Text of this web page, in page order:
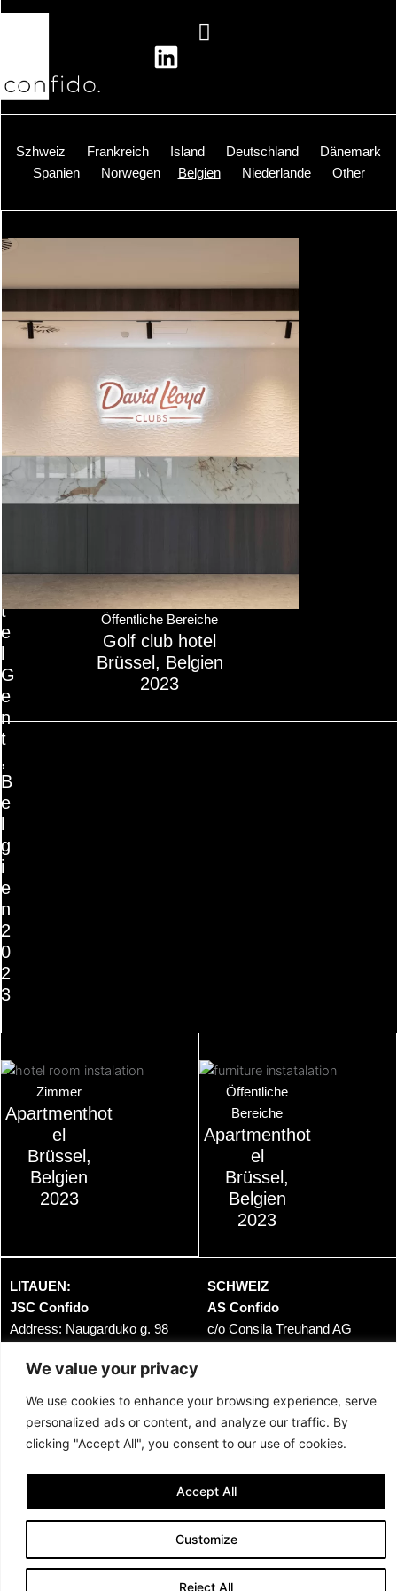
We value your privacy
We use cookies to enhance your browsing experience, serve
personalized ads or content, and analyze our traffic. By
clicking "Accept All", you consent to our use of cookies.
Customize
Reject All
Accept All
Zum
Szhweiz Frankreich Island Deutschland
Dänemark
Spanien
Norwegen Belgien Niederlande Other
Z
m
m
t
m
e
h
o
t
e
G
e
n
t
,
B
e
g
i
e
n
2
0
2
3
Öffentliche Bereiche
Golf club hotel
Brüssel, Belgien
2023
Zimmer
Apartmenthot
el
Brüssel,
Belgien
2023
Öffentliche
Bereiche
Apartmenthot
el
Brüssel,
Belgien
2023
LITAUEN:
JSC Confido
Address: Naugarduko g. 98
Phone: +370 677 83136
Email:
hello@confido.dk
VAT: LT100011962717
SCHWEIZ
AS Confido
c/o Consila Treuhand AG
Email:
hello@confido.dk
Swiss VAT no: CHE-
162.912.212 MWST